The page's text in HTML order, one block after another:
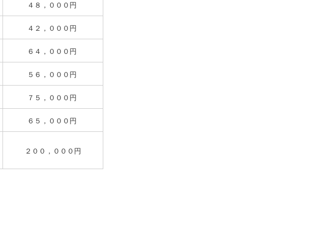
４８，０００円
４２，０００円
６４，０００円
５６，０００円
７５，０００円
６５，０００円
２００，０００円